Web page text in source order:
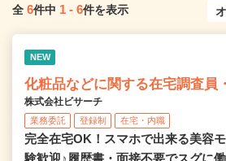
全 6件中 1 - 6件を表示
NEW
化粧品などに関する在宅調査員
株式会社ビサーチ
業務委託 登録制 在宅・内職
完全在宅OK！スマホで出来る美容
験歓迎♪履歴書・面接不要でスグに